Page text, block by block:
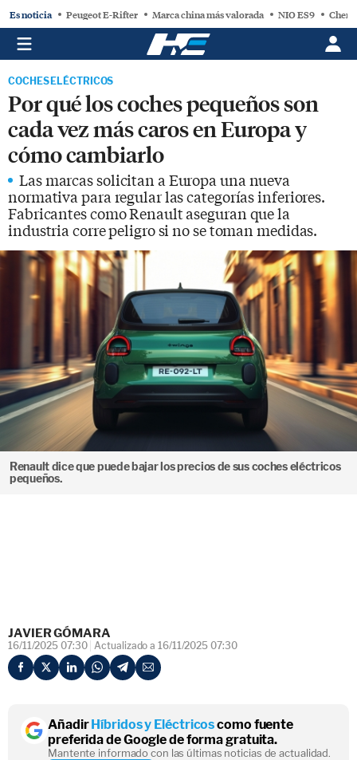
Es noticia Peugeot E-Rifter Marca china más valorada NIO ES9 Chery
COCHES ELÉCTRICOS
Por qué los coches pequeños son
cada vez más caros en Europa y
cómo cambiarlo
Las marcas solicitan a Europa una nueva
normativa para regular las categorías inferiores.
Fabricantes como Renault aseguran que la
industria corre peligro si no se toman medidas.
Renault dice que puede bajar los precios de sus coches eléctricos
pequeños.
JAVIER GÓMARA
16/11/2025 07:30 Actualizado a 16/11/2025 07:30
AñadirHíbridos y Eléctricoscomo fuente
preferida de Google de forma gratuita.
Mantente informado con las últimas noticias de actualidad.